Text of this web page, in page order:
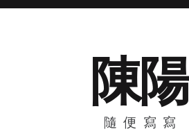
陳陽
隨便寫寫